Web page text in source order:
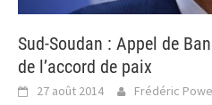
Sud-Soudan : Appel de
de l’accord de paix
27 août 2014 Frédéric